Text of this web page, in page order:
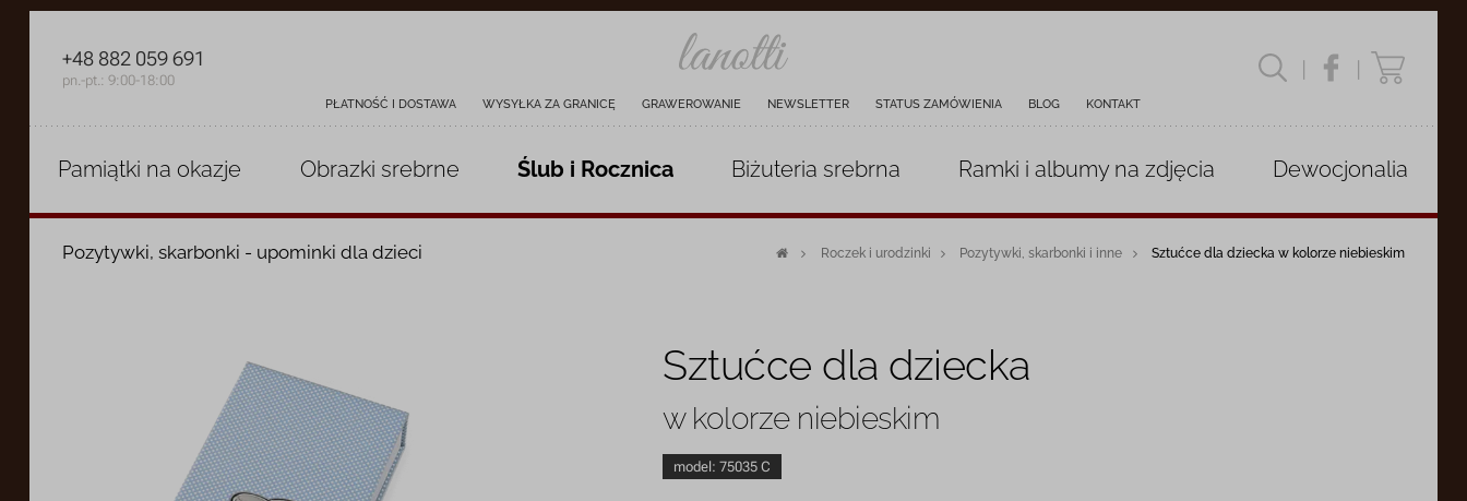
PŁATNOŚĆ I DOSTAWA WYSYŁKA ZA GRANICĘ GRAWEROWANIE NEWSLETTER STATUS ZAMÓWIENIA BLOG KONTAKT
| |
+48 882 059 691
pn.-pt.: 9:00-18:00
Pamiątki na okazje Obrazki srebrne Ślub i Rocznica Biżuteria srebrna Ramki i albumyna zdjęcia Dewocjonalia
Pozytywki, skarbonki - upominki dla dzieci Roczek i urodzinki Pozytywki, skarbonki i inne Sztućce dla dziecka w kolorze niebieskim
Sztućce dla dziecka
w kolorze niebieskim
model:75035 C